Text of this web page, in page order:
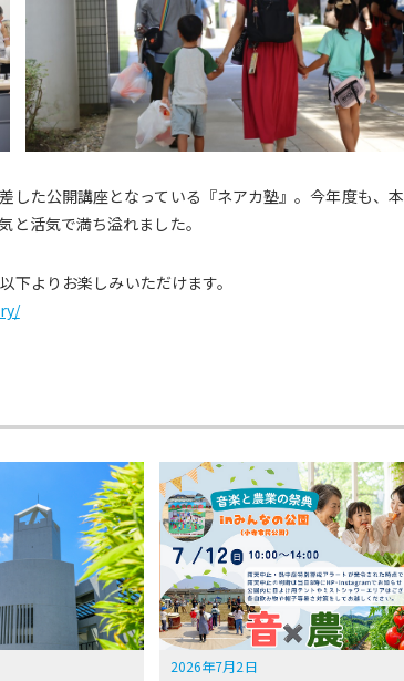
した公開講座となっている『ネアカ塾』。今年度も、本
と活気で満ち溢れました。
よりお楽しみいただけます。
2026年7月2日